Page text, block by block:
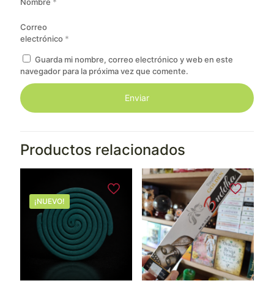
Correo
electrónico *
Guarda mi nombre, correo electrónico y web en este
navegador para la próxima vez que comente.
Productos relacionados
¡NUEVO!